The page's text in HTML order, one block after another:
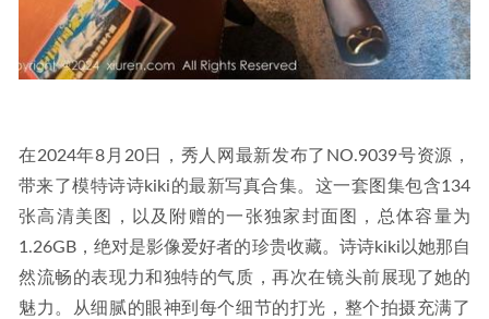
在2024年8月20日，秀人网最新发布了NO.9039号资源，
带来了模特诗诗kiki的最新写真合集。这一套图集包含134
张高清美图，以及附赠的一张独家封面图，总体容量为
1.26GB，绝对是影像爱好者的珍贵收藏。诗诗kiki以她那自
然流畅的表现力和独特的气质，再次在镜头前展现了她的
魅力。从细腻的眼神到每个细节的打光，整个拍摄充满了